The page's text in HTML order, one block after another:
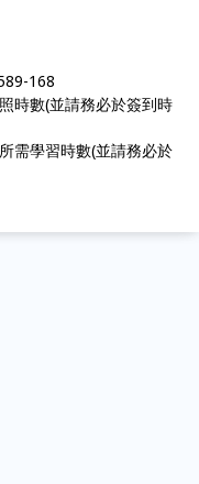
168
時數(並請務必於簽到時
需學習時數(並請務必於